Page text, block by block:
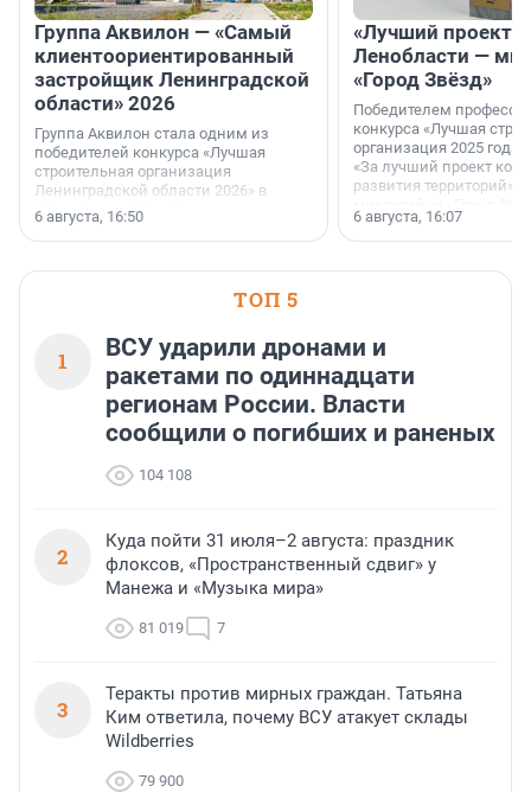
Группа Аквилон — «Самый
клиентоориентированный
застройщик Ленинградской
области» 2026
Группа Аквилон стала одним из
победителей конкурса «Лучшая
строительная организация
Ленинградской области 2026» в
номинации «Самый
клиентоориентированный
застройщик Ленинградской
области».
6 августа, 16:50
«Лучший проект
Ленобласти —
«Город Звёзд»
Победителем
конкурса «Лучшая
организация 2025
«За лучший проект
развития территорий»
6 августа, 16:07
ТОП 5
1
ВСУ ударили дронами и
ракетами по одиннадцати
регионам России. Власти
сообщили о погибших и раненых
104 108
2
Куда пойти 31 июля–2 августа: праздник
флоксов, «Пространственный сдвиг» у
Манежа и «Музыка мира»
81 019 7
3
Теракты против мирных граждан. Татьяна
Ким ответила, почему ВСУ атакует склады
Wildberries
79 900